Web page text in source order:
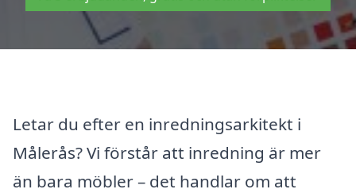
Letar du efter en inredningsarkitekt i
Målerås? Vi förstår att inredning är mer
än bara möbler – det handlar om att